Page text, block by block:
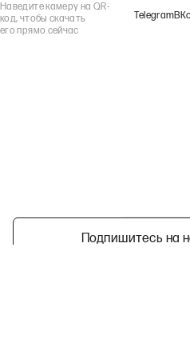
Наведите камеру на QR-
код, чтобы скачать
его прямо сейчас
Telegram
Подпишитесь на